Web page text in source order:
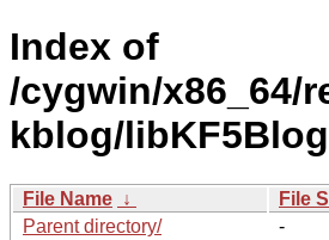
Index of
/cygwin/x86_64/
kblog/
File Name ↓ File
Parent directory/
-